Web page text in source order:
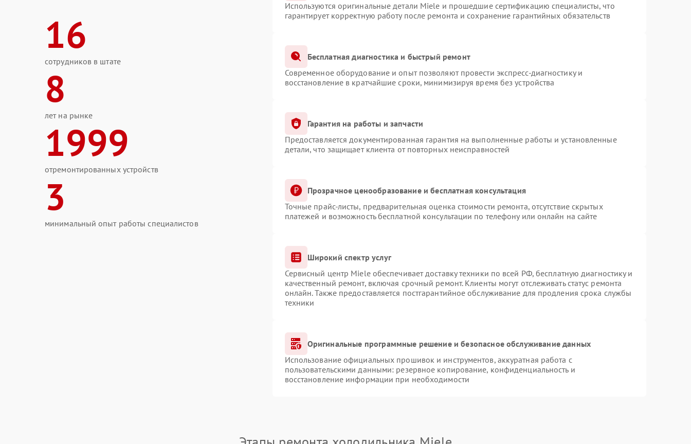
16
сотрудников в штате
8
лет на рынке
1999
отремонтированных устройств
3
минимальный опыт работы специалистов
Используются оригинальные детали Miele и прошедшие сертификацию специалисты, что
гарантирует корректную работу после ремонта и сохранение гарантийных обязательств
Бесплатная диагностика и быстрый ремонт
Современное оборудование и опыт позволяют провести экспресс-диагностику и
восстановление в кратчайшие сроки, минимизируя время без устройства
Гарантия на работы и запчасти
Предоставляется документированная гарантия на выполненные работы и установленные
детали, что защищает клиента от повторных неисправностей
Прозрачное ценообразование и бесплатная консультация
Точные прайс-листы, предварительная оценка стоимости ремонта, отсутствие скрытых
платежей и возможность бесплатной консультации по телефону или онлайн на сайте
Широкий спектр услуг
Сервисный центр Miele обеспечивает доставку техники по всей РФ, бесплатную диагностику и
качественный ремонт, включая срочный ремонт. Клиенты могут отслеживать статус ремонта
онлайн. Также предоставляется постгарантийное обслуживание для продления срока службы
техники
Оригинальные программные решение и безопасное обслуживание данных
Использование официальных прошивок и инструментов, аккуратная работа с
пользовательскими данными: резервное копирование, конфиденциальность и
восстановление информации при необходимости